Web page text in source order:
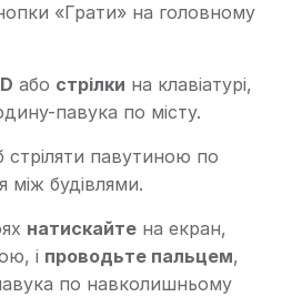
«Грати» на головному
або стрілки на клавіатурі,
павука по місту.
стріляти павутиною по
між будівлями.
натискайте на екран,
і проводьте пальцем,
по навколишньому